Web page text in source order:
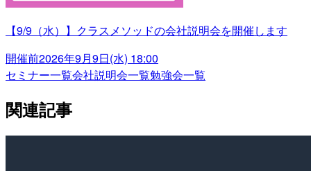
【9/9（水）】クラスメソッドの会社説明会を開催します
開催前2026年9月9日(水) 18:00
セミナー一覧会社説明会一覧勉強会一覧
関連記事